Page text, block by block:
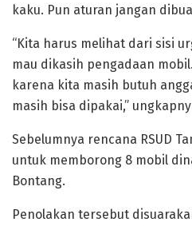
kaku. Pun aturan jangan
“Kita harus melihat dari sisi
mau dikasih pengadaan
karena kita masih butuh
masih bisa dipakai,”
Sebelumnya rencana RSUD
untuk memborong 8 mobil
Bontang.
Penolakan tersebut